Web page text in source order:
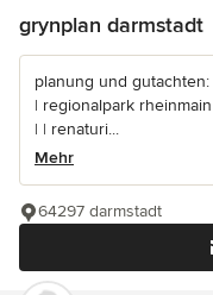
grynplan darmstadt
planung und
| regionalpark
| | renaturi...
Mehr
64297 darmstadt